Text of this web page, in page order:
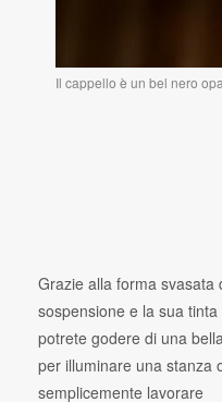
Il cappello è un bel nero
Grazie alla forma svasata
sospensione e la sua
potrete godere di una
per illuminare una stanza
semplicemente lavorare